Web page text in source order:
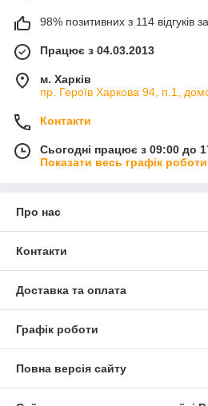
98% позитивних з 114 відгуків
Працює з 04.03.2013
м. Харків
пр. Героїв Харкова 94, п.1,
Контакти
Сьогодні працює з 09:00 до
Показати весь графік роботи
Про нас
Контакти
Доставка та оплата
Графік роботи
Повна версія сайту